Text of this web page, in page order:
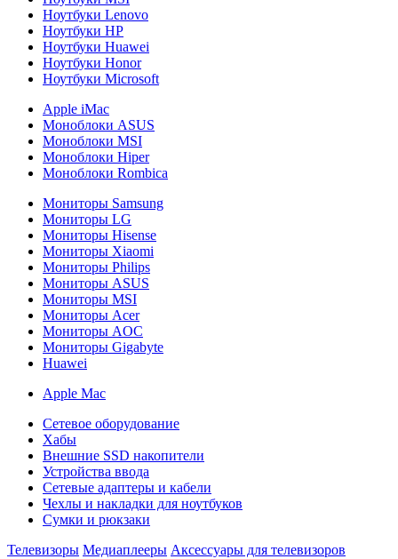
Ноутбуки Lenovo
Ноутбуки HP
Ноутбуки Huawei
Ноутбуки Honor
Ноутбуки Microsoft
Apple iMac
Моноблоки ASUS
Моноблоки MSI
Моноблоки Hiper
Моноблоки Rombica
Мониторы Samsung
Мониторы LG
Мониторы Hisense
Мониторы Xiaomi
Мониторы Philips
Мониторы ASUS
Мониторы MSI
Мониторы Acer
Мониторы AOC
Мониторы Gigabyte
Huawei
Apple Mac
Сетевое оборудование
Хабы
Внешние SSD накопители
Устройства ввода
Сетевые адаптеры и кабели
Чехлы и накладки для ноутбуков
Сумки и рюкзаки
Телевизоры Медиаплееры Аксессуары для телевизоров